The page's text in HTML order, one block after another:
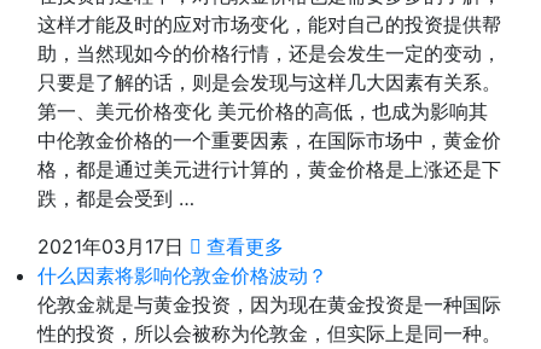
这样才能及时的应对市场变化，能对自己的投资提供帮
助，当然现如今的价格行情，还是会发生一定的变动，
只要是了解的话，则是会发现与这样几大因素有关系。
第一、美元价格变化 美元价格的高低，也成为影响其
中伦敦金价格的一个重要因素，在国际市场中，黄金价
格，都是通过美元进行计算的，黄金价格是上涨还是下
跌，都是会受到 …
2021年03月17日
查看更多
什么因素将影响伦敦金价格波动？
伦敦金就是与黄金投资，因为现在黄金投资是一种国际
性的投资，所以会被称为伦敦金，但实际上是同一种。